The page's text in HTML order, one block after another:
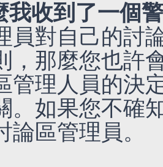
我收到了一個
員對自己的討
，那麼您也許
管理人員的決
。如果您不確
論區管理員。